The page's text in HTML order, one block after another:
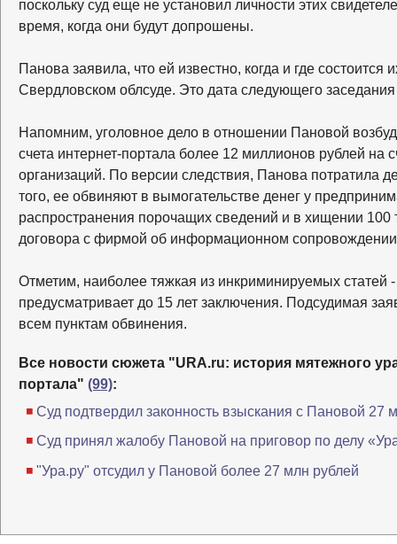
поскольку суд еще не установил личности этих
время, когда они будут допрошены.
Панова заявила, что ей известно, когда и где состоится
Свердловском облсуде. Это дата следующего заседания
Напомним, уголовное дело в отношении Пановой
счета интернет-портала более 12 миллионов рублей на
организаций. По версии следствия, Панова потратила
того, ее обвиняют в вымогательстве денег у
распространения порочащих сведений и в хищении 100
договора с фирмой об информационном
Отметим, наиболее тяжкая из инкриминируемых статей
предусматривает до 15 лет заключения. Подсудимая
всем пунктам обвинения.
Все новости сюжета "URA.ru: история мятежного
портала" (99):
Суд подтвердил законность взыскания с Пановой 27
Суд принял жалобу Пановой на приговор по делу
"Ура.ру" отсудил у Пановой более 27 млн рублей